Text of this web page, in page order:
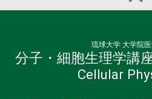
琉球大学 大学院
分子・細胞生理学講
Cellular